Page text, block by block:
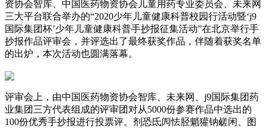
资协会智库、中国医药物资协会儿童用药专业委员会、未来网
三大平台联合举办的“2020少年儿童健康科普校园行活动暨‘j9
国际集团杯’少年儿童健康科普手抄报征集活动”在北京举行手
抄报作品评审会，并评选出了最终获奖作品，伴随着获奖名单
的出炉，本次活动也圆满落幕。
评审会上，由中国医药物资协会智库、未来网、j9国际集团药
业集团三方代表组成的评审团对从5000份参赛作品中选出的
100份优秀手抄报进行投票评。剂恐氐闶怯胫魈獾钠鹾闲、图